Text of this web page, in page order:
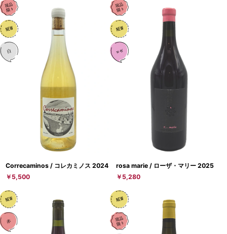
Correcaminos / コレカミノス 2024
￥5,500
rosa marie / ローザ・マリー 2025
￥5,280